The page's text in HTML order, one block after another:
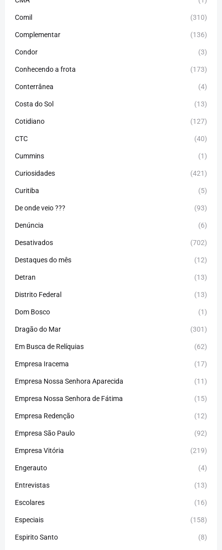
Comil (310)
Complementar (136)
Condor (3)
Conhecendo a frota (173)
Conterrânea (4)
Costa do Sol (13)
Cotidiano (127)
CTC (40)
Cummins (1)
Curiosidades (421)
Curitiba (5)
De onde veio ??? (93)
Denúncia (6)
Desativados (702)
Destaques do mês (12)
Detran (13)
Distrito Federal (13)
Dom Bosco (1)
Dragão do Mar (301)
Em Busca de Relíquias (62)
Empresa Iracema (17)
Empresa Nossa Senhora Aparecida (11)
Empresa Nossa Senhora de Fátima (15)
Empresa Redenção (12)
Empresa São Paulo (92)
Empresa Vitória (219)
Engerauto (4)
Entrevistas (13)
Escolares (16)
Especiais (158)
Espirito Santo (8)